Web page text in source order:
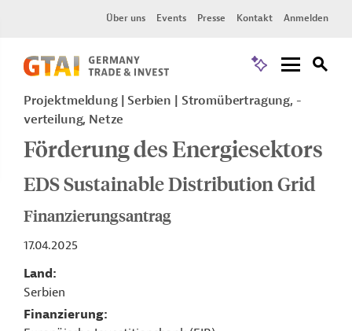
Über uns Events Presse Kontakt Anmelden
Projektmeldung Serbien
Stromübertragung, -
verteilung, Netze
Förderung des Energiesektors
EDS Sustainable Distribution Grid
Finanzierungsantrag
17.04.2025
Land
Serbien
Finanzierung